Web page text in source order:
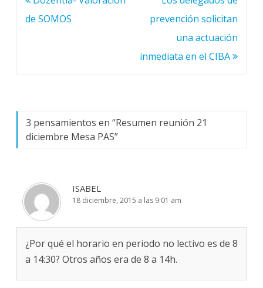
de
de SOMOS
prevención solicitan
una actuación
inmediata en el CIBA
3 pensamientos en “Resumen reunión 21
diciembre Mesa PAS”
ISABEL
18 diciembre, 2015 a las 9:01 am
¿Por qué el horario en periodo no lectivo es de 8
a 14:30? Otros años era de 8 a 14h.